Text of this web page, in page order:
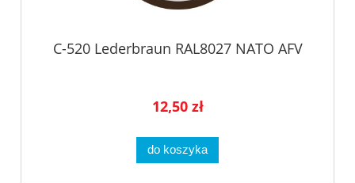
C-520 Lederbraun RAL8027 NATO AFV
12,50 zł
do koszyka